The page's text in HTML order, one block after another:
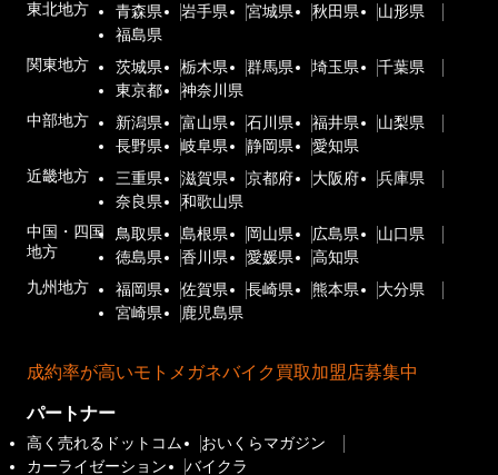
東北地方
青森県 岩手県 宮城県 秋田県
山形県
福島県
関東地方
茨城県 栃木県 群馬県 埼玉県
千葉県
東京都
神奈川県
中部地方
新潟県 富山県 石川県 福井県
山梨県
長野県
岐阜県 静岡県
愛知県
近畿地方
三重県 滋賀県 京都府 大阪府
兵庫県
奈良県
和歌山県
中国・四国
地方
鳥取県 島根県 岡山県 広島県
山口県
徳島県
香川県 愛媛県
高知県
九州地方
福岡県 佐賀県 長崎県 熊本県
大分県
宮崎県
鹿児島県
成約率が高いモトメガネバイク買取加盟店募集中
パートナー
高く売れるドットコム
おいくらマガジン
カーライゼーション
バイクラ